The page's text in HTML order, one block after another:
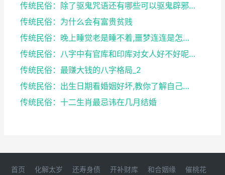
传统民俗：除了驱鬼咒语还有哪些可以驱鬼辟邪的方法？...
传统民俗：为什么会有富贵贫贱
传统民俗：晚上睡觉老是睡不着,噩梦连连是怎么回事
传统民俗：八字中有官库和印库对女人好不好呢？赶快收...
传统民俗：最赚大钱的八字格局_2
传统民俗：出生日期看婚姻好坏,教你了解自己未来的婚...
传统民俗：十二生肖最忌讳在几月结婚
首页 化解太岁 还寿身债 开补财库 和合姻缘 催桃花